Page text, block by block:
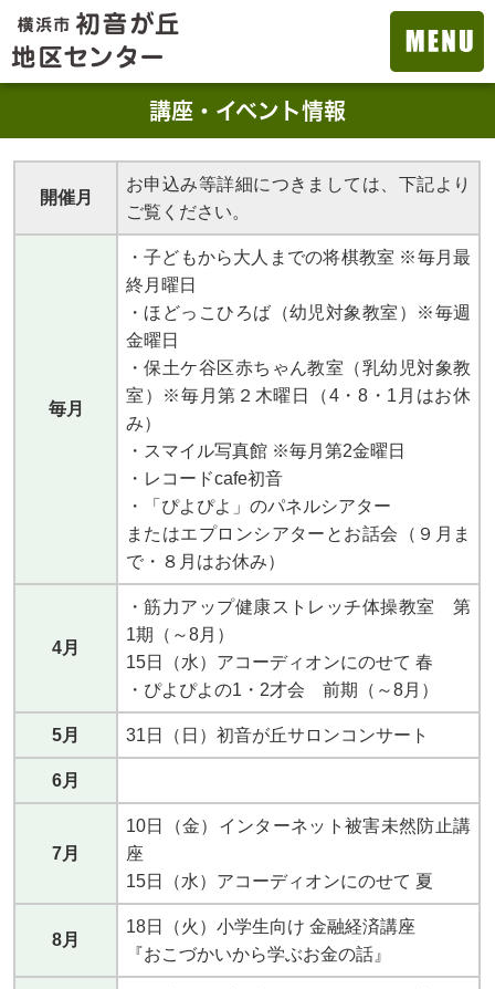
講座・イベント情報
開催月
お申込み等詳細につきましては、下記より
ご覧ください。
毎月
・子どもから大人までの将棋教室 ※毎月最
終月曜日
・ほどっこひろば（幼児対象教室）※毎週
金曜日
・保土ケ谷区赤ちゃん教室（乳幼児対象教
室）※毎月第２木曜日（4・8・1月はお休
み）
・スマイル写真館 ※毎月第2金曜日
・レコードcafe初音
・「ぴよぴよ」のパネルシアター
またはエプロンシアターとお話会（９月ま
で・８月はお休み）
4月
・筋力アップ健康ストレッチ体操教室 第
1期（～8月）
15日（水）アコーディオンにのせて 春
・ぴよぴよの1・2才会 前期（～8月）
5月 31日（日）初音が丘サロンコンサート
6月
7月
10日（金）インターネット被害未然防止講
座
15日（水）アコーディオンにのせて 夏
8月
18日（火）小学生向け 金融経済講座
『おこづかいから学ぶお金の話』